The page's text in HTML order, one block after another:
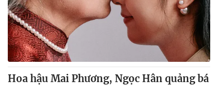
Hoa hậu Mai Phương, Ngọc Hân quảng bá